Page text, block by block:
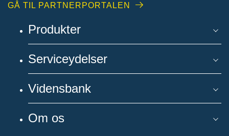
GÅ TIL PARTNERPORTALEN
Produkter
Serviceydelser
Vidensbank
Om os